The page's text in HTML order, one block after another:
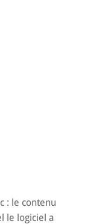
: le contenu
le logiciel a